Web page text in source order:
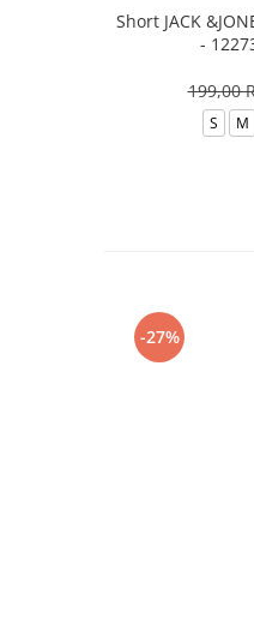
Short JACK
-
199,00
S M
-27%